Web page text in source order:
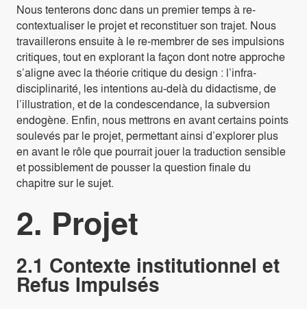
Nous tenterons donc dans un premier temps à re-
contextualiser le projet et reconstituer son trajet. Nous
travaillerons ensuite à le re-membrer de ses impulsions
critiques, tout en explorant la façon dont notre approche
s’aligne avec la théorie critique du design : l’infra-
disciplinarité, les intentions au-delà du didactisme, de
l’illustration, et de la condescendance, la subversion
endogène. Enfin, nous mettrons en avant certains points
soulevés par le projet, permettant ainsi d’explorer plus
en avant le rôle que pourrait jouer la traduction sensible
et possiblement de pousser la question finale du
chapitre sur le sujet.
2. Projet
2.1 Contexte institutionnel et
Refus Impulsés